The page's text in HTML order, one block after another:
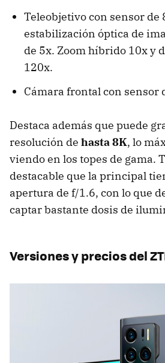
Teleobjetivo con sensor de
estabilización óptica de
de 5x. Zoom híbrido 10x y
120x.
Cámara frontal con sensor
Destaca además que puede
resolución de hasta 8K, lo
viendo en los topes de gama.
destacable que la principal
apertura de f/1.6, con lo que
captar bastante dosis de
Versiones y precios del